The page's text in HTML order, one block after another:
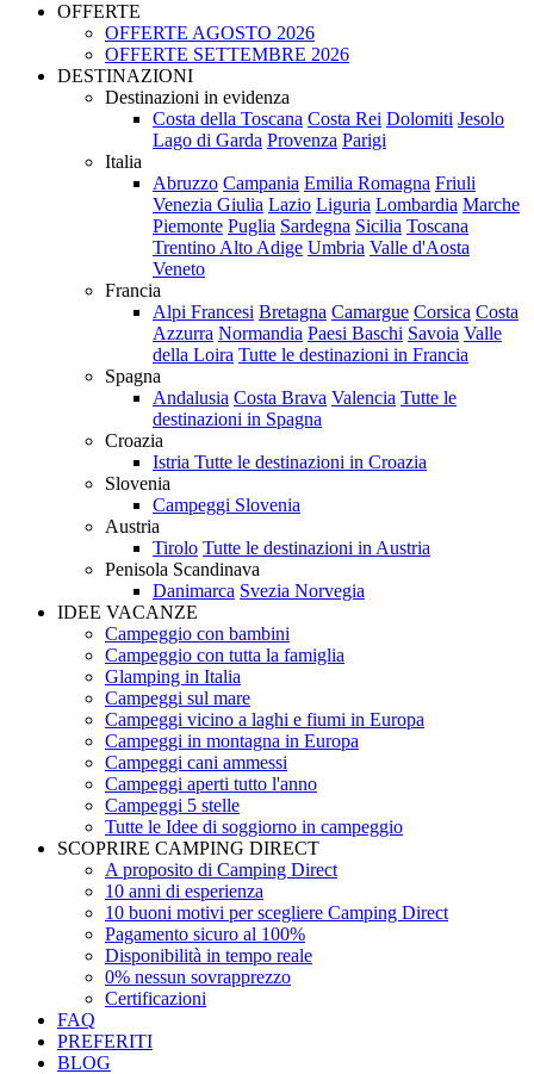
OFFERTE
OFFERTE AGOSTO 2026
OFFERTE SETTEMBRE 2026
DESTINAZIONI
Destinazioni in evidenza
Costa della Toscana Costa Rei Dolomiti Jesolo
Lago di Garda Provenza Parigi
Italia
Abruzzo Campania Emilia Romagna Friuli
Venezia Giulia Lazio Liguria Lombardia Marche
Piemonte Puglia Sardegna Sicilia Toscana
Trentino Alto Adige Umbria Valle d'Aosta
Veneto
Francia
Alpi Francesi Bretagna Camargue Corsica Costa
Azzurra Normandia Paesi Baschi Savoia Valle
della Loira Tutte le destinazioni in Francia
Spagna
Andalusia Costa Brava Valencia Tutte le
destinazioni in Spagna
Croazia
Istria Tutte le destinazioni in Croazia
Slovenia
Campeggi Slovenia
Austria
Tirolo Tutte le destinazioni in Austria
Penisola Scandinava
Danimarca Svezia Norvegia
IDEE VACANZE
Campeggio con bambini
Campeggio con tutta la famiglia
Glamping in Italia
Campeggi sul mare
Campeggi vicino a laghi e fiumi in Europa
Campeggi in montagna in Europa
Campeggi cani ammessi
Campeggi aperti tutto l'anno
Campeggi 5 stelle
Tutte le Idee di soggiorno in campeggio
SCOPRIRE CAMPING DIRECT
A proposito di Camping Direct
10 anni di esperienza
10 buoni motivi per scegliere Camping Direct
Pagamento sicuro al 100%
Disponibilità in tempo reale
0% nessun sovrapprezzo
Certificazioni
FAQ
PREFERITI
BLOG